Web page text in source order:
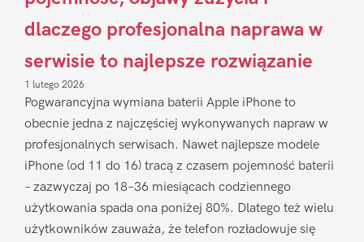
dlaczego profesjonalna naprawa w
serwisie to najlepsze rozwiązanie
1 lutego 2026
Pogwarancyjna wymiana baterii Apple iPhone to
obecnie jedna z najczęściej wykonywanych napraw w
profesjonalnych serwisach. Nawet najlepsze modele
iPhone (od 11 do 16) tracą z czasem pojemność baterii
– zazwyczaj po 18–36 miesiącach codziennego
użytkowania spada ona poniżej 80%. Dlatego też wielu
użytkowników zauważa, że telefon rozładowuje się